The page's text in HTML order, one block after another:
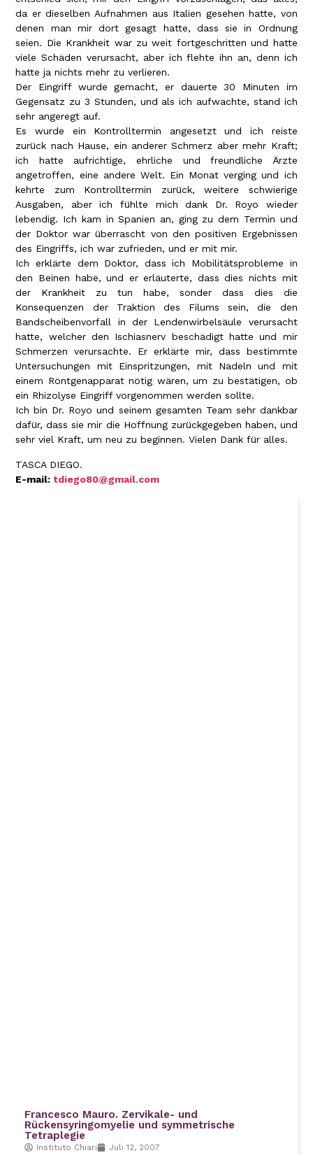
da er dieselben Aufnahmen aus Italien gesehen hatte, von
denen man mir dort gesagt hatte, dass sie in Ordnung
seien. Die Krankheit war zu weit fortgeschritten und hatte
viele Schäden verursacht, aber ich flehte ihn an, denn ich
hatte ja nichts mehr zu verlieren.
Der Eingriff wurde gemacht, er dauerte 30 Minuten im
Gegensatz zu 3 Stunden, und als ich aufwachte, stand ich
sehr angeregt auf.
Es wurde ein Kontrolltermin angesetzt und ich reiste
zurück nach Hause, ein anderer Schmerz aber mehr Kraft;
ich hatte aufrichtige, ehrliche und freundliche Ärzte
angetroffen, eine andere Welt. Ein Monat verging und ich
kehrte zum Kontrolltermin zurück, weitere schwierige
Ausgaben, aber ich fühlte mich dank Dr. Royo wieder
lebendig. Ich kam in Spanien an, ging zu dem Termin und
der Doktor war überrascht von den positiven Ergebnissen
des Eingriffs, ich war zufrieden, und er mit mir.
Ich erklärte dem Doktor, dass ich Mobilitätsprobleme in
den Beinen habe, und er erläuterte, dass dies nichts mit
der Krankheit zu tun habe, sonder dass dies die
Konsequenzen der Traktion des Filums sein, die den
Bandscheibenvorfall in der Lendenwirbelsäule verursacht
hatte, welcher den Ischiasnerv beschädigt hatte und mir
Schmerzen verursachte. Er erklärte mir, dass bestimmte
Untersuchungen mit Einspritzungen, mit Nadeln und mit
einem Röntgenapparat nötig wären, um zu bestätigen, ob
ein Rhizolyse Eingriff vorgenommen werden sollte.
Ich bin Dr. Royo und seinem gesamten Team sehr dankbar
dafür, dass sie mir die Hoffnung zurückgegeben haben, und
sehr viel Kraft, um neu zu beginnen. Vielen Dank für alles.
TASCA DIEGO.
E-mail:tdiego80@gmail.com
Francesco Mauro. Zervikale- und
Rückensyringomyelie und symmetrische
Tetraplegie
Instituto Chiari Juli 12, 2007